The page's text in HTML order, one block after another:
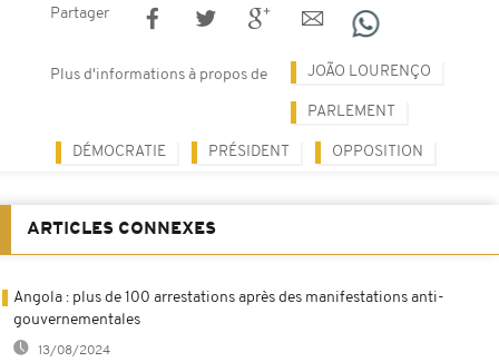
Partager
Plus d'informations à propos de JOÃO LOURENÇO
PARLEMENT
DÉMOCRATIE PRÉSIDENT OPPOSITION
ARTICLES CONNEXES
Angola : plus de 100 arrestations après des manifestations anti-
gouvernementales
13/08/2024